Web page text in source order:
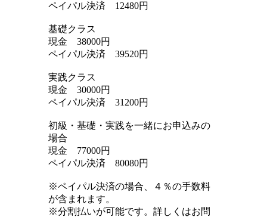
ペイパル決済 12480円
基礎クラス
現金 38000円
ペイパル決済 39520円
実践クラス
現金 30000円
ペイパル決済 31200円
初級・基礎・実践を一緒にお申込みの
場合
現金 77000円
ペイパル決済 80080円
※ペイパル決済の場合、４％の手数料
が含まれます。
※分割払いが可能です。詳しくはお問